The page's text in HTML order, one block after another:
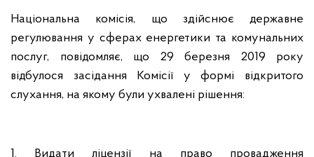
Національна комісія, що здійснює державне
регулювання у сферах енергетики та комунальних
послуг, повідомляє, що 29 березня 2019 року
відбулося засідання Комісії у формі відкритого
слухання, на якому були ухвалені рішення:
1. Видати ліцензії на право провадження